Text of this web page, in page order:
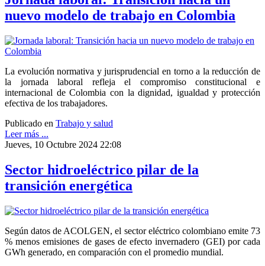
nuevo modelo de trabajo en Colombia
La evolución normativa y jurisprudencial en torno a la reducción de
la jornada laboral refleja el compromiso constitucional e
internacional de Colombia con la dignidad, igualdad y protección
efectiva de los trabajadores.
Publicado en Trabajo y salud
Leer más ...
Jueves, 10 Octubre 2024 22:08
Sector hidroeléctrico pilar de la
transición energética
Según datos de ACOLGEN, el sector eléctrico colombiano emite 73
% menos emisiones de gases de efecto invernadero (GEI) por cada
GWh generado, en comparación con el promedio mundial.